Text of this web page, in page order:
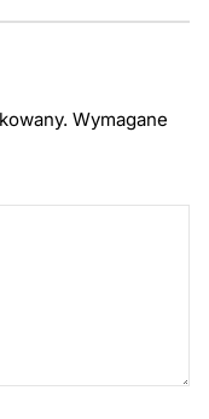
Wymagane